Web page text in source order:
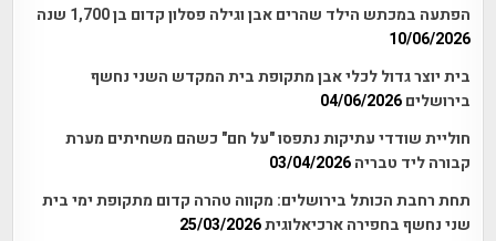
הפתעה במכתש הילד שהרים אבן וגילה פסלון קדום בן 1,700 שנה
10/06/2026
בית יוצר גדול לכלי אבן מתקופת בית המקדש השני נחשף
בירושלים 04/06/2026
חוליית שודדי עתיקות נתפסו "על חם" כשהם משחיתים מערת
קבורה ליד טבריה 03/04/2026
תחת רחבת הכותל בירושלים: מקווה טהרה קדום מתקופת ימי בית
שני נחשף בחפירה ארכיאלוגית25/03/2026